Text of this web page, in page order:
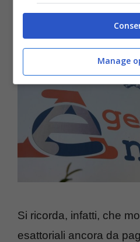
Si ricorda, infatti, che
esattoriali ancora da
Manage